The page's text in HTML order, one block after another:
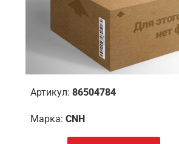
Артикул: 86504784
Марка: CNH